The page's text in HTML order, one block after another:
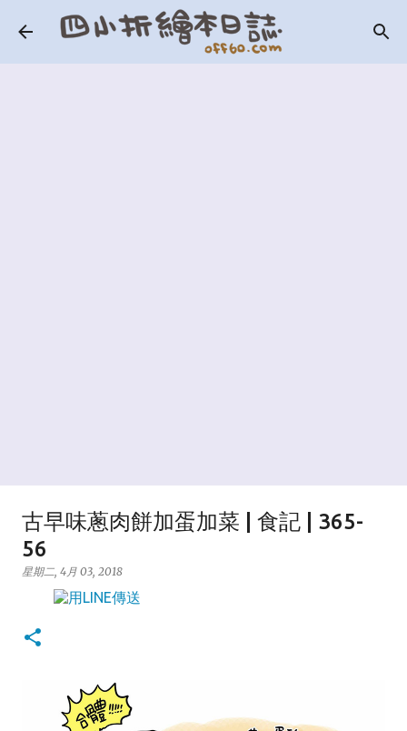
跳到主要內容
古早味蔥肉餅加蛋加菜 | 食記 | 365-
56
星期二, 4月 03, 2018